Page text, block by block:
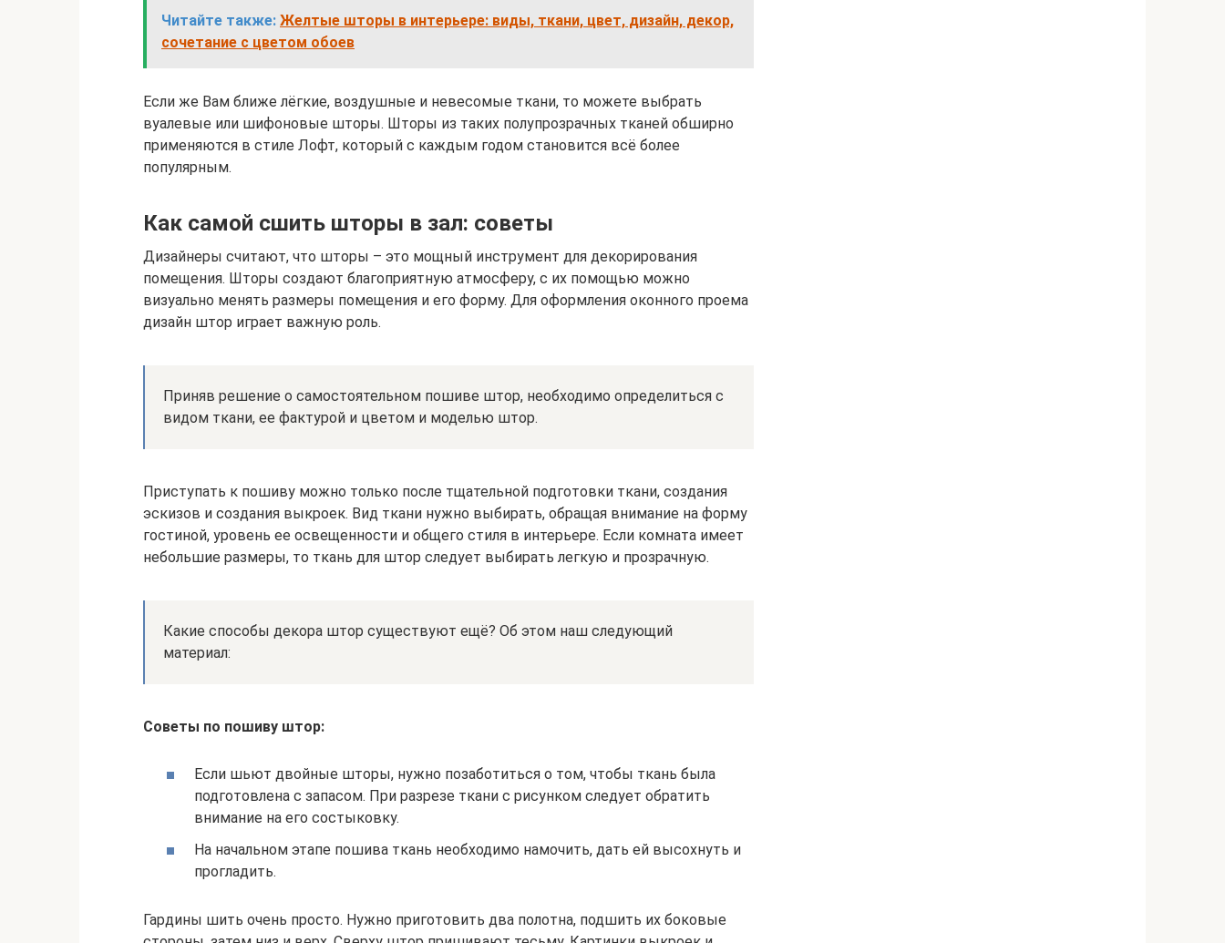
Читайте также: Желтые шторы в интерьере: виды, ткани, цвет, дизайн, декор,
сочетание с цветом обоев
Если же Вам ближе лёгкие, воздушные и невесомые ткани, то можете выбрать
вуалевые или шифоновые шторы. Шторы из таких полупрозрачных тканей обширно
применяются в стиле Лофт, который с каждым годом становится всё более
популярным.
Как самой сшить шторы в зал: советы
Дизайнеры считают, что шторы – это мощный инструмент для декорирования
помещения. Шторы создают благоприятную атмосферу, с их помощью можно
визуально менять размеры помещения и его форму. Для оформления оконного проема
дизайн штор играет важную роль.
Приняв решение о самостоятельном пошиве штор, необходимо определиться с
видом ткани, ее фактурой и цветом и моделью штор.
Приступать к пошиву можно только после тщательной подготовки ткани, создания
эскизов и создания выкроек. Вид ткани нужно выбирать, обращая внимание на форму
гостиной, уровень ее освещенности и общего стиля в интерьере. Если комната имеет
небольшие размеры, то ткань для штор следует выбирать легкую и прозрачную.
Какие способы декора штор существуют ещё? Об этом наш следующий
материал:
Советы по пошиву штор:
Если шьют двойные шторы, нужно позаботиться о том, чтобы ткань была
подготовлена с запасом. При разрезе ткани с рисунком следует обратить
внимание на его состыковку.
На начальном этапе пошива ткань необходимо намочить, дать ей высохнуть и
прогладить.
Гардины шить очень просто. Нужно приготовить два полотна, подшить их боковые